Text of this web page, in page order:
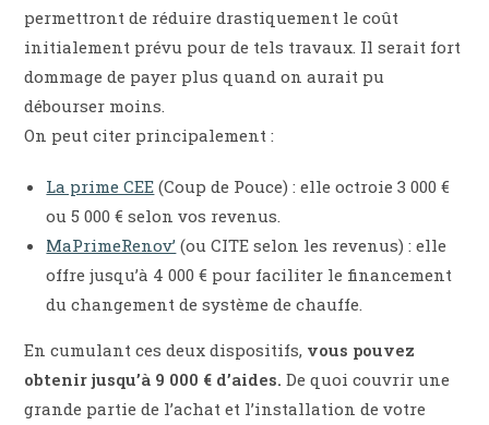
permettront de réduire drastiquement le coût
initialement prévu pour de tels travaux. Il serait fort
dommage de payer plus quand on aurait pu
débourser moins.
On peut citer principalement :
La prime CEE (Coup de Pouce) : elle octroie 3 000 €
ou 5 000 € selon vos revenus.
MaPrimeRenov’ (ou CITE selon les revenus) : elle
offre jusqu’à 4 000 € pour faciliter le financement
du changement de système de chauffe.
En cumulant ces deux dispositifs, vous pouvez
obtenir jusqu’à 9 000 € d’aides. De quoi couvrir une
grande partie de l’achat et l’installation de votre